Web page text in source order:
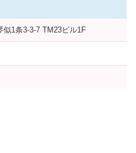
似1条3-3-7 TM23ビル1F